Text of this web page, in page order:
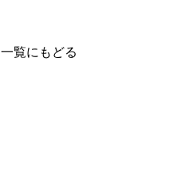
一覧にもどる